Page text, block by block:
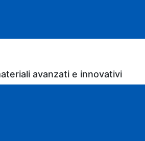
avanzati e innovativi